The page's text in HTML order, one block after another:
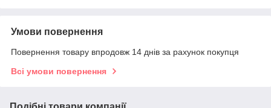
Умови повернення
Повернення товару впродовж 14 днів за рахунок покупця
Всі умови повернення